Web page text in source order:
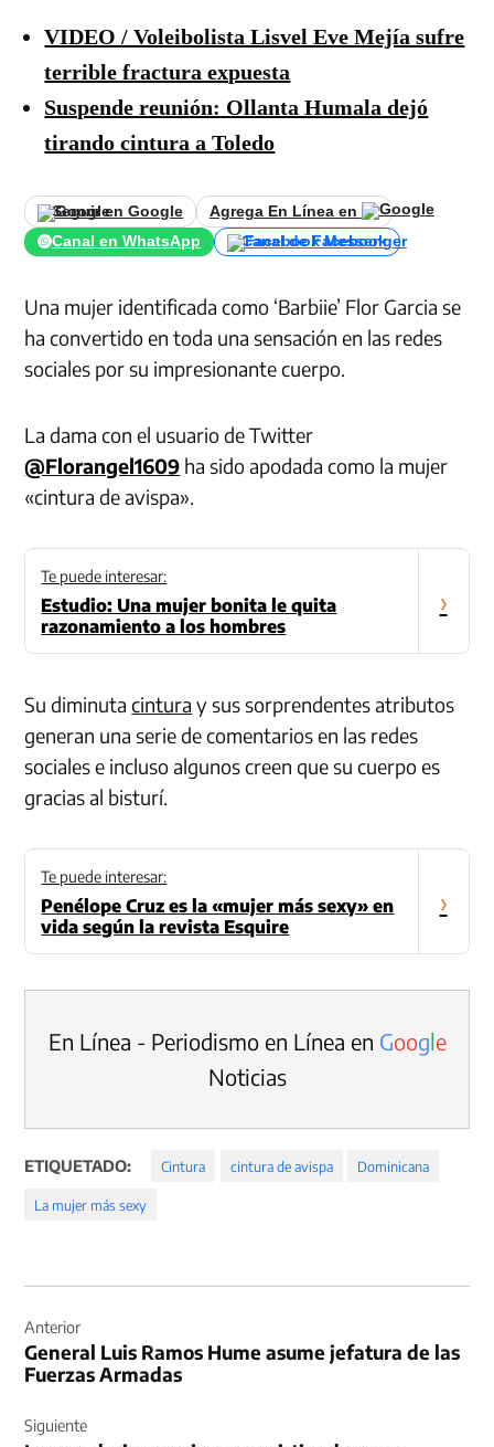
VIDEO / Voleibolista Lisvel Eve Mejía sufre
terrible fractura expuesta
Suspende reunión: Ollanta Humala dejó
tirando cintura a Toledo
Seguir en Google
Agrega En Línea en
Canal en WhatsApp
Canal de Facebook
Una mujer identificada como ‘Barbiie’ Flor Garcia se
ha convertido en toda una sensación en las redes
sociales por su impresionante cuerpo.
La dama con el usuario de Twitter
@Florangel1609 ha sido apodada como la mujer
«cintura de avispa».
Te puede interesar:
Estudio: Una mujer bonita le quita
razonamiento a los hombres
›
Su diminutacintura y sus sorprendentes atributos
generan una serie de comentarios en las redes
sociales e incluso algunos creen que su cuerpo es
gracias al bisturí.
Te puede interesar:
Penélope Cruz es la «mujer más sexy» en
vida según la revista Esquire
›
En Línea - Periodismo en Línea en Google
Noticias
ETIQUETADO: Cintura cintura de avispa Dominicana
La mujer más sexy
de
entradas
Anterior
General Luis Ramos Hume asume jefatura de las
Fuerzas Armadas
Siguiente